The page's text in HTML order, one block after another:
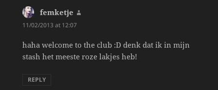
femketje
11/02/2013 at 12:07
haha welcome to the club :D denk dat ik in mijn
stash het meeste roze lakjes heb!
REPLY